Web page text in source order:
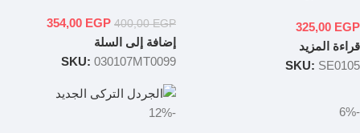
325,00 EGP
قراءة المزيد
SKU: SE0105
400,00EGP
354,00 EGP
إضافة إلى السلة
SKU: 030107MT0099
-6%
-12%